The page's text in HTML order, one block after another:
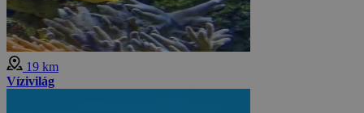
19 km
Vízivilág